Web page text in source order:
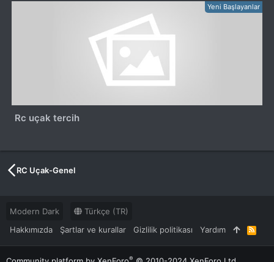
Yeni Başlayanlar
Rc uçak tercih
RC Uçak-Genel
Modern Dark
Türkçe (TR)
Hakkımızda
Şartlar ve kurallar Gizlilik politikası Yardım
R
S
S
®